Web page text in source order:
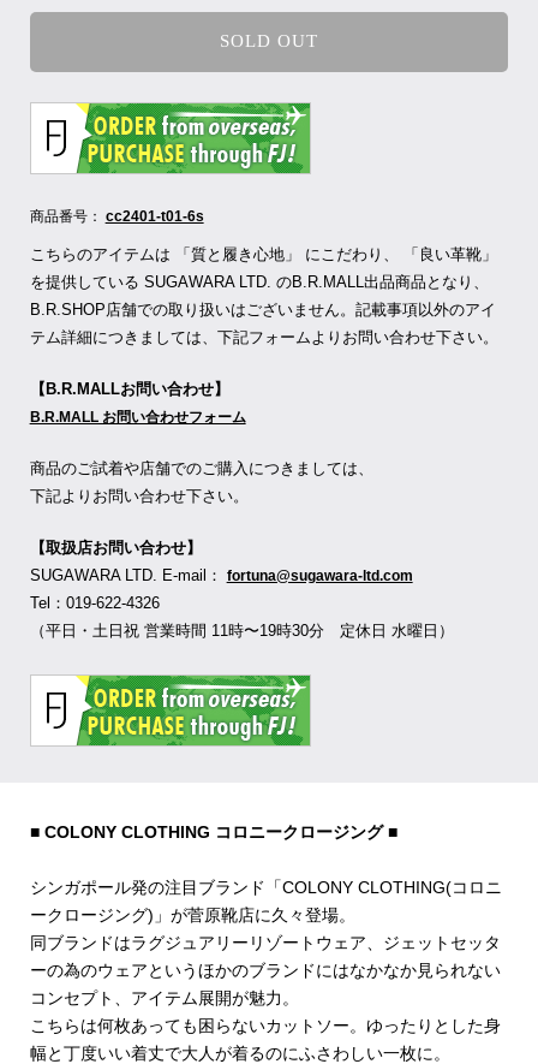
SOLD OUT
商品番号： cc2401-t01-6s
こちらのアイテムは 「質と履き心地」 にこだわり、 「良い革靴」
を提供している SUGAWARA LTD. のB.R.MALL出品商品となり、
B.R.SHOP店舗での取り扱いはございません。記載事項以外のアイ
テム詳細につきましては、下記フォームよりお問い合わせ下さい。
【B.R.MALLお問い合わせ】
B.R.MALL お問い合わせフォーム
商品のご試着や店舗でのご購入につきましては、
下記よりお問い合わせ下さい。
【取扱店お問い合わせ】
SUGAWARA LTD. E-mail： fortuna@sugawara-ltd.com
Tel：019-622-4326
（平日・土日祝 営業時間 11時〜19時30分 定休日 水曜日）
■ COLONY CLOTHING コロニークロージング ■
シンガポール発の注目ブランド「COLONY CLOTHING(コロニ
ークロージング)」が菅原靴店に久々登場。
同ブランドはラグジュアリーリゾートウェア、ジェットセッタ
ーの為のウェアというほかのブランドにはなかなか見られない
コンセプト、アイテム展開が魅力。
こちらは何枚あっても困らないカットソー。ゆったりとした身
幅と丁度いい着丈で大人が着るのにふさわしい一枚に。